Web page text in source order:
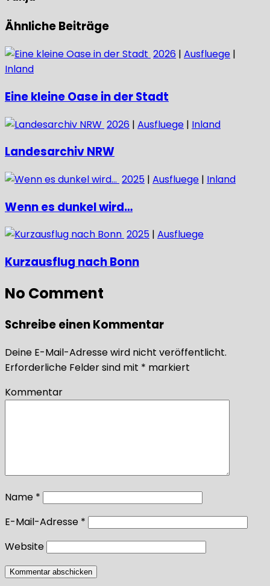
Ähnliche Beiträge
2026 | Ausfluege |
Inland
Eine kleine Oase in der Stadt
2026 | Ausfluege | Inland
Landesarchiv NRW
2025 | Ausfluege | Inland
Wenn es dunkel wird…
2025 | Ausfluege
Kurzausflug nach Bonn
No Comment
Schreibe einen Kommentar
Deine E-Mail-Adresse wird nicht veröffentlicht.
Erforderliche Felder sind mit * markiert
Kommentar
Name *
E-Mail-Adresse *
Website